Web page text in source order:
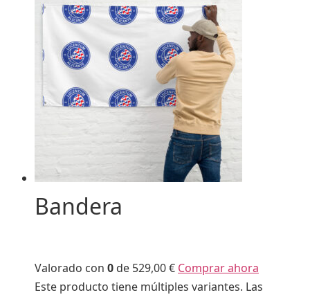
Bandera
Valorado con 0 de 529,00 € Comprar ahora
Este producto tiene múltiples variantes. Las